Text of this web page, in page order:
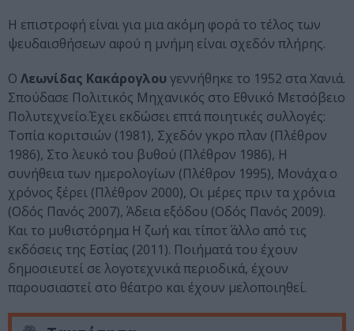
Η επιστροφή είναι για μια ακόμη φορά το τέλος των
ψευδαισθήσεων αφού η μνήμη είναι σχεδόν πλήρης.
Ο Λεωνίδας Κακάρογλου γεννήθηκε το 1952 στα Χανιά.
Σπούδασε Πολιτικός Μηχανικός στο Εθνικό Μετσόβειο
Πολυτεχνείο.Έχει εκδώσει επτά ποιητικές συλλογές:
Τοπία κοριτσιών (1981), Σχεδόν γκρο πλαν (Πλέθρον
1986), Στο λευκό του βυθού (Πλέθρον 1986), Η
συνήθεια των ημερολογίων (Πλέθρον 1995), Μονάχα ο
χρόνος ξέρει (Πλέθρον 2000), Οι μέρες πριν τα χρόνια
(Οδός Πανός 2007), Άδεια εξόδου (Οδός Πανός 2009).
Και το μυθιστόρημα Η ζωή και τίποτ΄ άλλο από τις
εκδόσεις της Εστίας (2011). Ποιήματά του έχουν
δημοσιευτεί σε λογοτεχνικά περιοδικά, έχουν
παρουσιαστεί στο θέατρο και έχουν μελοποιηθεί.